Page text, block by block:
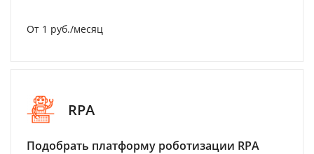
От 1 руб./месяц
RPA
Подобрать платформу роботизации RPA